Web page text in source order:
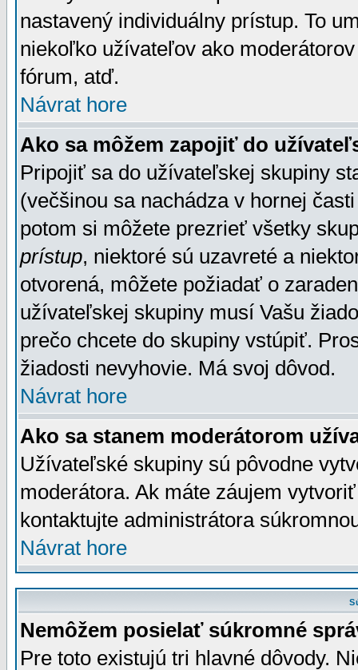
nastavený individuálny prístup. To
niekoľko užívateľov ako
fórum, atď.
Návrat hore
Ako sa môžem zapojiť do
Pripojiť sa do užívateľskej skupiny
(večšinou sa nachádza v hornej
potom si môžete prezrieť všetky
prístup, niektoré sú uzavreté a
otvorená, môžete požiadať o
užívateľskej skupiny musí Vašu
prečo chcete do skupiny vstúpiť.
žiadosti nevyhovie. Má svoj dôvod.
Návrat hore
Ako sa stanem moderátorom
Užívateľské skupiny sú pôvodne
moderátora. Ak máte záujem
kontaktujte administrátora
Návrat hore
Nemôžem posielať súkromné
Pre toto existujú tri hlavné dôvody.